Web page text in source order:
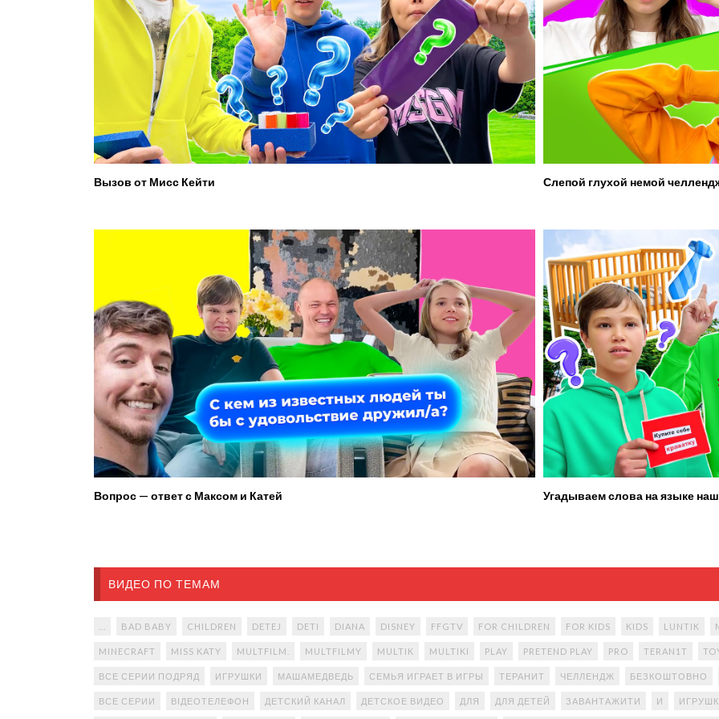
Вызов от Мисс Кейти Слепой глухой немой
Вопрос — ответ с Максом и Катей Угадываем слова на языке
ВИДЕО ПО ТЕМАМ
BAD BABY CHILDREN DETEJ DETI DIANA DISNEY FFGTV FOR CHILDREN FOR KIDS KIDS LUNTIK
MINECRAFT MISS KATY MULTFILM. MULTFILMY MULTIK MULTIKI PLAY PRETEND PLAY PRO TERAN1T
ВСЕ СЕРИИ ПОДРЯД ИГРУШКИ МАШАМЕДВЕДЬ СЕМЬЯ ИГРАЕТ В ИГРЫ ТЕРАНИТ ЧЕЛЛЕНДЖ БЕЗКОШТОВНО
ВСЕ СЕРИИ ВІДЕОТЕЛЕФОН ДЕТСКИЙ КАНАЛ ДЕТСКОЕ ВИДЕО ДЛЯ ДЛЯ ДЕТЕЙ ЗАВАНТАЖИТИ И